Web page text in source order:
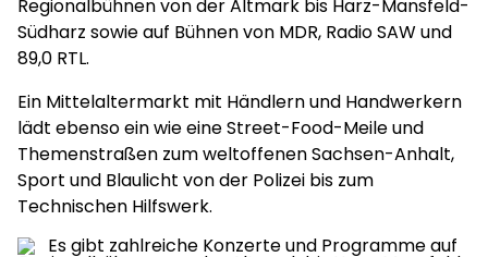
Regionalbühnen von der Altmark bis Harz-Mansfeld-
Südharz sowie auf Bühnen von MDR, Radio SAW und
89,0 RTL.
Ein Mittelaltermarkt mit Händlern und Handwerkern
lädt ebenso ein wie eine Street-Food-Meile und
Themenstraßen zum weltoffenen Sachsen-Anhalt,
Sport und Blaulicht von der Polizei bis zum
Technischen Hilfswerk.